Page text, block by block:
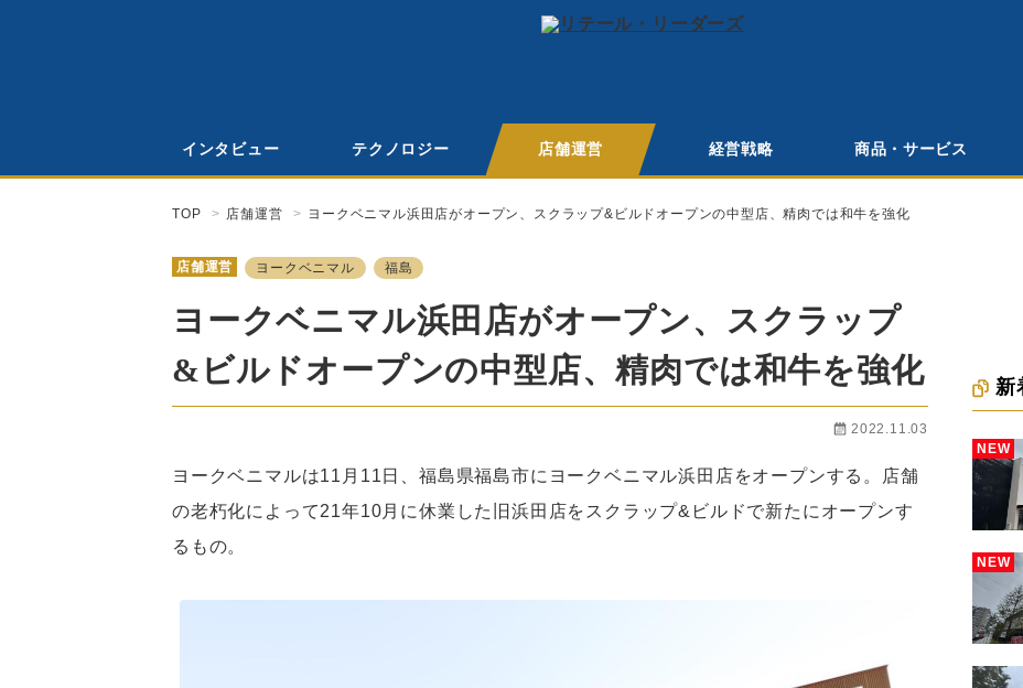
インタビュー テクノロジー 店舗運営 経営戦略 商品・サービス
TOP 店舗運営 ヨークベニマル浜田店がオープン、スクラップ&ビルドオープンの中型店、精肉では和牛を強化
店舗運営 ヨークベニマル 福島
ヨークベニマル浜田店がオープン、スクラップ
&ビルドオープンの中型店、精肉では和牛を強化
2022.11.03
ヨークベニマルは11月11日、福島県福島市にヨークベニマル浜田店をオープンする。店舗
の老朽化によって21年10月に休業した旧浜田店をスクラップ&ビルドで新たにオープンす
るもの。
新
NEW
NEW